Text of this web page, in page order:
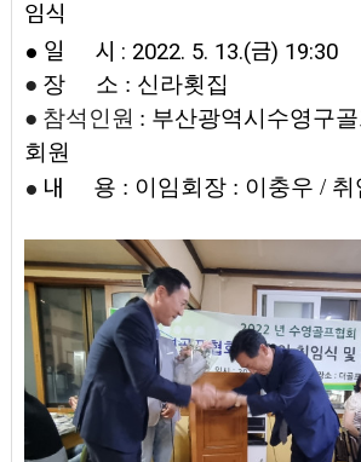
임식​
● 일 시 : 2022. 5. 13.(금) 19:30
● 장
소 : 신라횟집
● 참석인원 : 부산광역시수영구
회원
● 내 용 : 이임회장 : 이충우 / 취